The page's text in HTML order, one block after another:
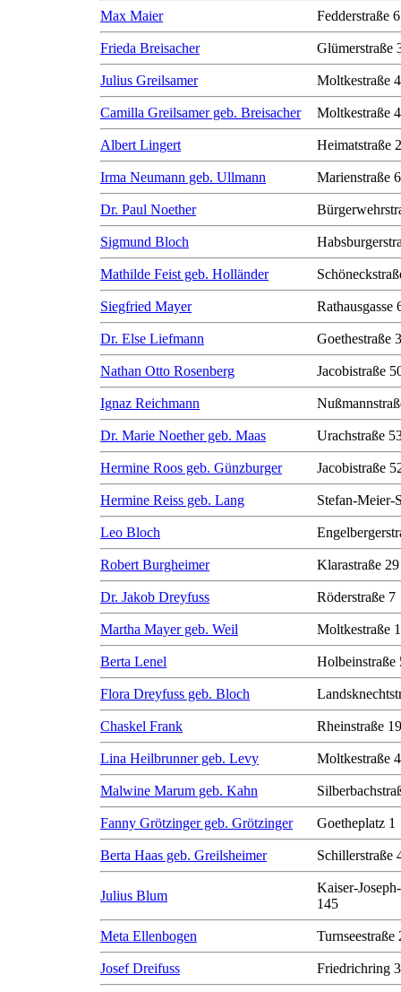
Max Maier Fedderstraße 6
Frieda Breisacher Glümerstraße
Julius Greilsamer Moltkestraße
Camilla Greilsamer geb. Breisacher Moltkestraße
Albert Lingert Heimatstraße 2
Irma Neumann geb. Ullmann Marienstraße 6
Dr. Paul Noether
Sigmund Bloch
Mathilde Feist geb. Holländer
Siegfried Mayer Rathausgasse
Dr. Else Liefmann Goethestraße
Nathan Otto Rosenberg Jacobistraße
Ignaz Reichmann
Dr. Marie Noether geb. Maas Urachstraße
Hermine Roos geb. Günzburger Jacobistraße
Hermine Reiss geb. Lang Stefan-Meier-
Leo Bloch
Robert Burgheimer Klarastraße 29
Dr. Jakob Dreyfuss Röderstraße 7
Martha Mayer geb. Weil Moltkestraße
Berta Lenel Holbeinstraße
Flora Dreyfuss geb. Bloch
Chaskel Frank Rheinstraße 19
Lina Heilbrunner geb. Levy Moltkestraße
Malwine Marum geb. Kahn
Fanny Grötzinger geb. Grötzinger Goetheplatz 1
Berta Haas geb. Greilsheimer Schillerstraße
Julius Blum
Kaiser-
145
Meta Ellenbogen Turnseestraße
Josef Dreifuss Friedrichring